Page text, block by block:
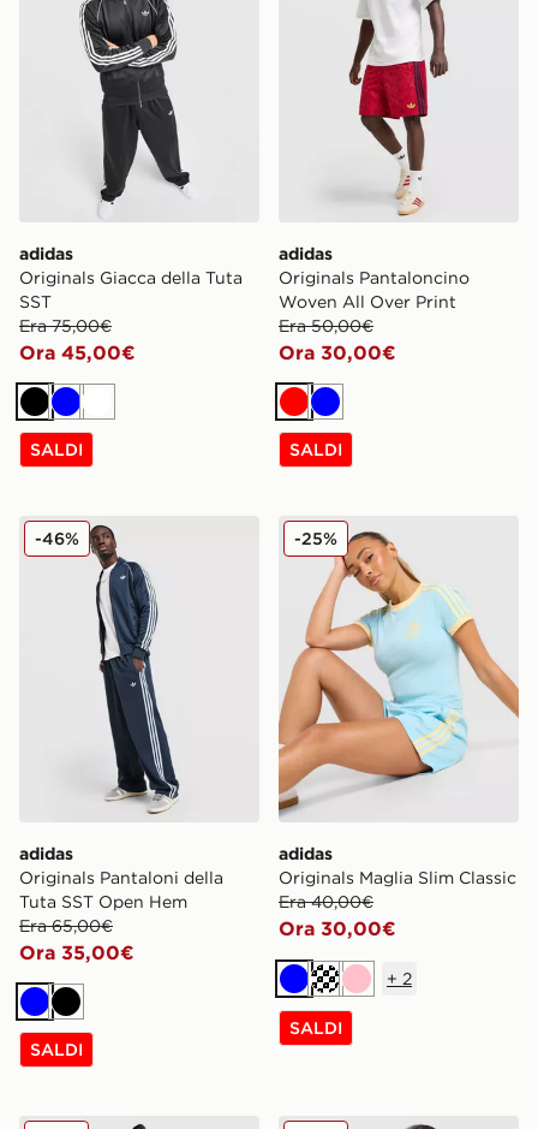
adidas
Originals Giacca della Tuta
SST
Era 75,00€
Ora 45,00€
NeroBluBianco
SALDI
adidas
Originals Pantaloncino
Woven All Over Print
Era 50,00€
Ora 30,00€
Rosso
Blu
SALDI
adidas Originals Pantaloni della Tuta SST Open Hem
adidas
Originals Pantaloni della
Tuta SST Open Hem
Era 65,00€
Ora 35,00€
-46%
BluNero
SALDI
adidas Originals Maglia
adidas
Originals Maglia Slim Classic
Era 40,00€
Ora 30,00€
-25%
BluCremaRosa
+ 2
SALDI